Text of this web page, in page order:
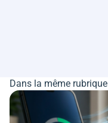
Dans la même rubrique